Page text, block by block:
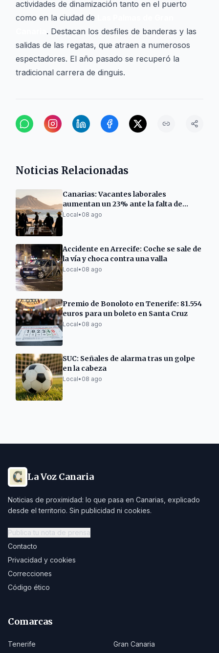
actividades de dinamización tanto en el puerto
como en la ciudad de
. Destacan los desfiles de banderas y las
salidas de las regatas, que atraen a numerosos
espectadores. El año pasado se recuperó la
tradicional carrera de dinguis.
Noticias Relacionadas
Canarias: Vacantes laborales
aumentan un 23% ante la falta de
personal
Local• 08 ago
Accidente en Arrecife: Coche se sale de
la vía y choca contra una valla
Local• 08 ago
Premio de Bonoloto en Tenerife: 81.554
euros para un boleto en Santa Cruz
Local• 08 ago
SUC: Señales de alarma tras un golpe
en la cabeza
Local• 08 ago
La Voz Canaria
Noticias de proximidad: lo que pasa en Canarias, explicado
desde el territorio. Sin publicidad ni cookies.
Publica tu nota de prensa
Contacto
Privacidad y cookies
Correcciones
Código ético
Comarcas
Tenerife
Gran Canaria